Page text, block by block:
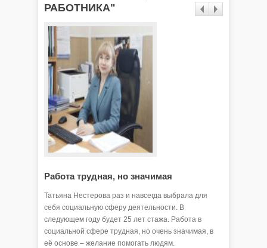
РАБОТНИКА"
Работа трудная, но значимая
Татьяна Нестерова раз и навсегда выбрала для
себя социальную сферу деятельности. В
следующем году будет 25 лет стажа. Работа в
социальной сфере трудная, но очень значимая, в
её основе – желание помогать людям.